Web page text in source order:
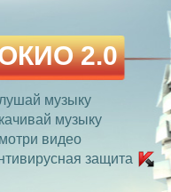
2.0
музыку
музыку
видео
защита